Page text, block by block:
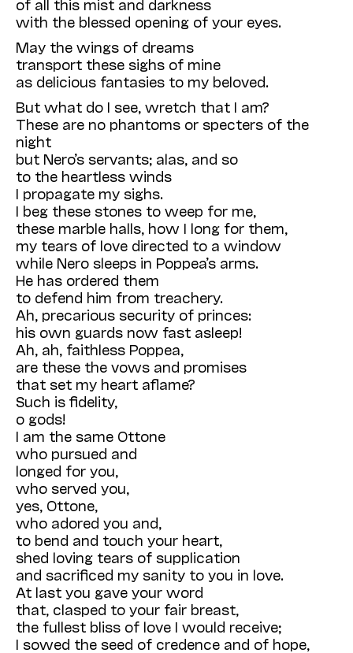
of all this mist and darkness
with the blessed opening of your eyes.
May the wings of dreams
transport these sighs of mine
as delicious fantasies to my beloved.
But what do I see, wretch that I am?
These are no phantoms or specters of the
night
but Nero’s servants; alas, and so
to the heartless winds
I propagate my sighs.
I beg these stones to weep for me,
these marble halls, how I long for them,
my tears of love directed to a window
while Nero sleeps in Poppea’s arms.
He has ordered them
to defend him from treachery.
Ah, precarious security of princes:
his own guards now fast asleep!
Ah, ah, faithless Poppea,
are these the vows and promises
that set my heart aflame?
Such is fidelity,
o gods!
I am the same Ottone
who pursued and
longed for you,
who served you,
yes, Ottone,
who adored you and,
to bend and touch your heart,
shed loving tears of supplication
and sacrificed my sanity to you in love.
At last you gave your word
that, clasped to your fair breast,
the fullest bliss of love I would receive;
I sowed the seed of credence and of hope,